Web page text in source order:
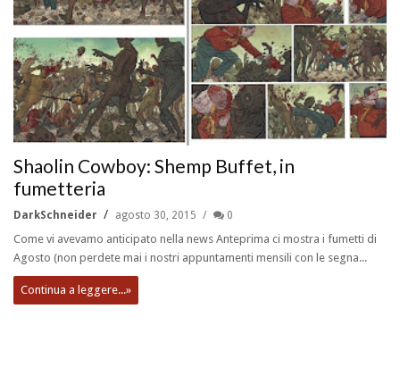
Shaolin Cowboy: Shemp Buffet, in
fumetteria
DarkSchneider agosto 30, 2015 0
Come vi avevamo anticipato nella news Anteprima ci mostra i fumetti di
Agosto (non perdete mai i nostri appuntamenti mensili con le segna...
Continua a leggere...»